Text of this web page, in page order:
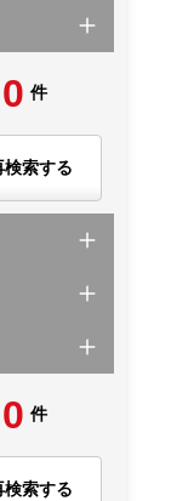
0 件
検索する
0 件
検索する